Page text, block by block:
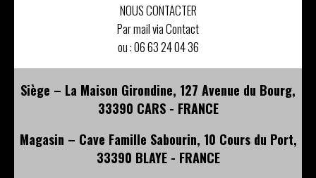
NOUS CONTACTER
Par mail via Contact
ou :06 63 24 04 36
Siège – La Maison Girondine, 127 Avenue du Bourg,
33390 CARS - FRANCE
Magasin – Cave Famille Sabourin, 10 Cours du Port,
33390 BLAYE - FRANCE